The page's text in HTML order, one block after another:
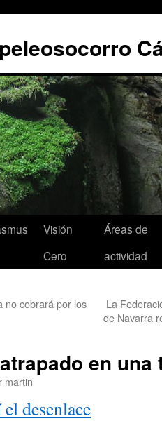
Visión
Cero
Áreas de
actividad
no cobrará por los
La
de Navarra
en una
martin
desenlace